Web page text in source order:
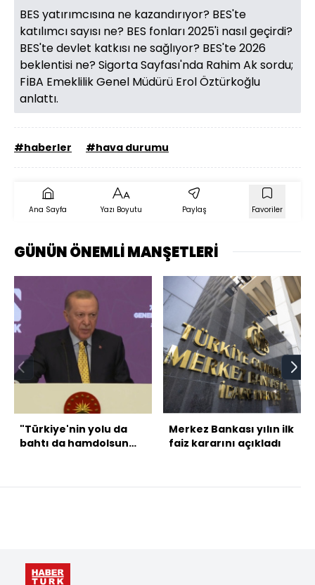
BES yatırımcısına ne kazandırıyor? BES'te
katılımcı sayısı ne? BES fonları 2025'i nasıl geçirdi?
BES'te devlet katkısı ne sağlıyor? BES'te 2026
beklentisi ne? Sigorta Sayfası'nda Rahim Ak sordu;
FİBA Emeklilik Genel Müdürü Erol Öztürkoğlu
anlattı.
#haberler #hava durumu
Ana Sayfa Yazı Boyutu Paylaş Favoriler
GÜNÜN ÖNEMLİ MANŞETLERİ
"Türkiye'nin yolu da
bahtı da hamdolsun
Merkez Bankası yılın ilk
faiz kararını açıkladı